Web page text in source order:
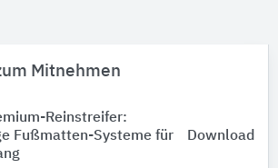
Mitnehmen
Reinstreifer:
Fußmatten-Systeme für
Download